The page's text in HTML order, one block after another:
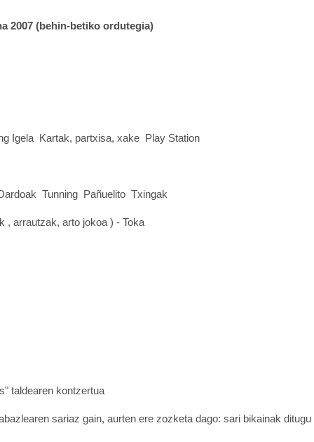
2007 (behin-betiko ordutegia)
Igela  Kartak, partxisa, xake  Play Station
 Tunning  Pañuelito  Txingak
, arrautzak, arto jokoa ) - Toka
taldearen kontzertua
sariaz gain, aurten ere zozketa dago: sari bikainak